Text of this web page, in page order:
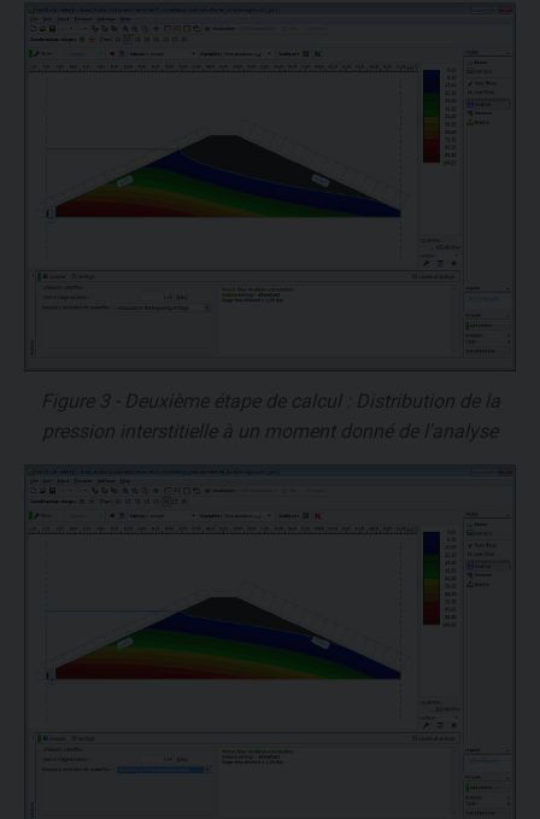
Figure 3 - Deuxième étape de calcul : Distribution de la
pression interstitielle à un moment donné de l'analyse